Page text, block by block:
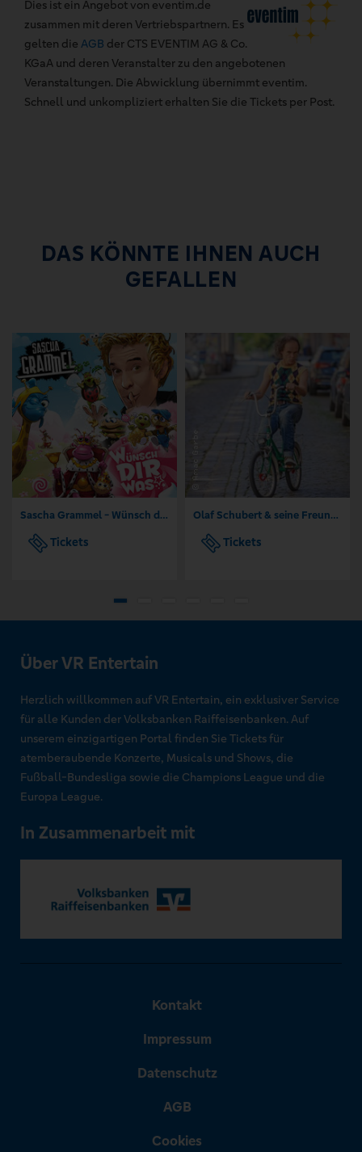
Dies ist ein Angebot von eventim.de
zusammen mit deren Vertriebspartnern. Es
gelten die AGB der CTS EVENTIM AG & Co.
KGaA und deren Veranstalter zu den angebotenen
Veranstaltungen. Die Abwicklung übernimmt eventim.
Schnell und unkompliziert erhalten Sie die Tickets per Post.
DAS KÖNNTE IHNEN AUCH
GEFALLEN
Sascha Grammel - Wünsch dir was
Tickets
Olaf Schubert & seine Freunde - Jetzt oder now!
Tickets
Über VR Entertain
Herzlich willkommen auf VR Entertain, ein exklusiver Service
für alle Kunden der Volksbanken Raiffeisenbanken. Auf
unserem einzigartigen Portal finden Sie Tickets für
atemberaubende Konzerte, Musicals und Shows, die
Fußball-Bundesliga sowie die Champions League und die
Europa League.
In Zusammenarbeit mit
Kontakt
Impressum
Datenschutz
AGB
Cookies